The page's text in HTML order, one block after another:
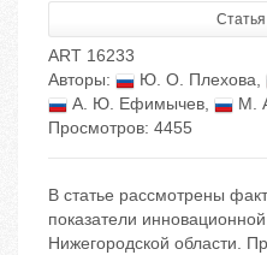
ART 16233
Авторы:
Ю. О. Плехова,
А. Ю. Ефимычев,
М.
Просмотров: 4455
В статье рассмотрены
показатели
Нижегородской области.